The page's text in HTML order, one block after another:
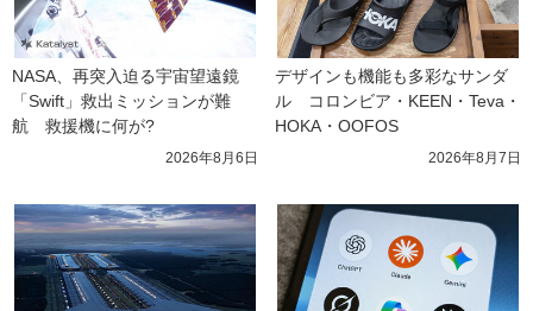
NASA、再突入迫る宇宙望遠鏡
「Swift」救出ミッションが難
航　救援機に何が?
2026年8月6日
デザインも機能も多彩なサンダ
ル　コロンビア・KEEN・Teva・
HOKA・OOFOS
2026年8月7日